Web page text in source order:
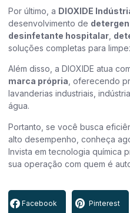
Por último, a DIOXIDE
desenvolvimento de
desinfetante hospitalar
soluções completas para
Além disso, a DIOXIDE atua
marca própria , oferecendo
lavanderias industriais,
água.
Portanto, se você busca
alto desempenho, conheça
Invista em tecnologia química
sua operação com quem é
Facebook Pinterest